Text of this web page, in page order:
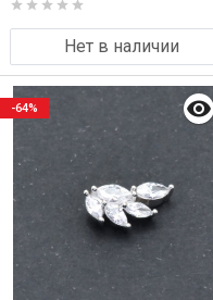
Нет в наличии
-64%